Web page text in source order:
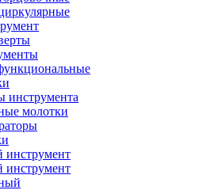
инструмента
молотки
инструмент
инструмент